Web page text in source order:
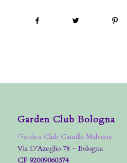
Garden Club Bologna
Garden Club Camilla Malvasia
Via D’Azeglio 78 – Bologna
CF 92009060374